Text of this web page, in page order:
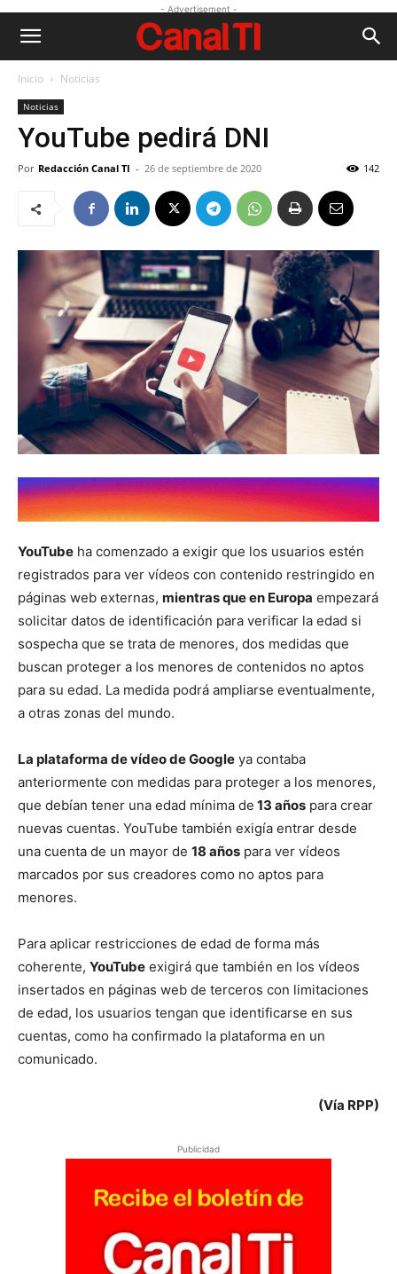
- Advertisement -
Inicio Noticias
Noticias
YouTube pedirá DNI
Por Redacción Canal TI - 26 de septiembre de 2020 142
YouTube ha comenzado a exigir que los usuarios estén
registrados para ver vídeos con contenido restringido en
páginas web externas, mientras que en Europa empezará
solicitar datos de identificación para verificar la edad si
sospecha que se trata de menores, dos medidas que
buscan proteger a los menores de contenidos no aptos
para su edad. La medida podrá ampliarse eventualmente,
a otras zonas del mundo.
La plataforma de vídeo de Google ya contaba
anteriormente con medidas para proteger a los menores,
que debían tener una edad mínima de 13 años para crear
nuevas cuentas. YouTube también exigía entrar desde
una cuenta de un mayor de 18 años para ver vídeos
marcados por sus creadores como no aptos para
menores.
Para aplicar restricciones de edad de forma más
coherente, YouTube exigirá que también en los vídeos
insertados en páginas web de terceros con limitaciones
de edad, los usuarios tengan que identificarse en sus
cuentas, como ha confirmado la plataforma en un
comunicado.
(Vía RPP)
Publicidad